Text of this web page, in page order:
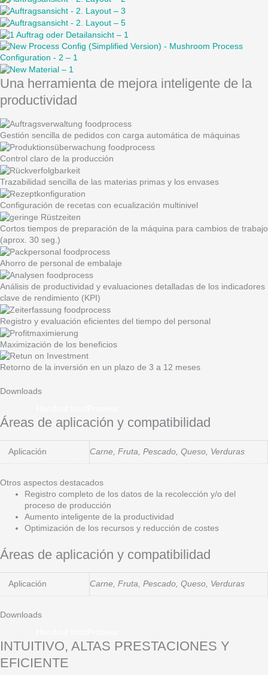
Una herramienta de mejora inteligente de la
productividad
Gestión sencilla de pedidos con carga automática de máquinas
Control claro de la producción
Trazabilidad sencilla de las materias primas y los envases
Configuración de recetas con ecualización multinivel
Cortos tiempos de preparación de la máquina para cambios de trabajo
(aprox. 30 seg.)
Ahorro de personal de embalaje
Análisis de productividad y evaluaciones detalladas de los indicadores
clave de rendimiento (KPI)
Registro y evaluación eficientes del tiempo del personal
Maximización de los beneficios
Retorno de la inversión en un plazo de 3 a 12 meses
Downloads
Áreas de aplicación y compatibilidad
Aplicación Carne, Fruta, Pescado, Queso, Verduras
Otros aspectos destacados
Registro completo de los datos de la recolección y/o del
proceso de producción
Aumento inteligente de la productividad
Optimización de los recursos y reducción de costes
Áreas de aplicación y compatibilidad
Aplicación Carne, Fruta, Pescado, Queso, Verduras
Downloads
INTUITIVO, ALTAS PRESTACIONES Y
EFICIENTE